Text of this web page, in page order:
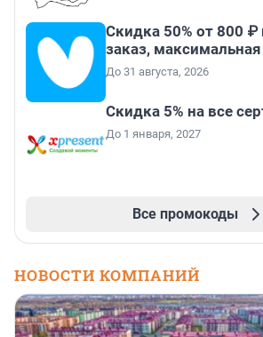
Скидка 50% от 800
заказ,
До 31 августа, 2026
Скидка 5% на все
До 1 января, 2027
Все промокоды
НОВОСТИ КОМПАНИЙ